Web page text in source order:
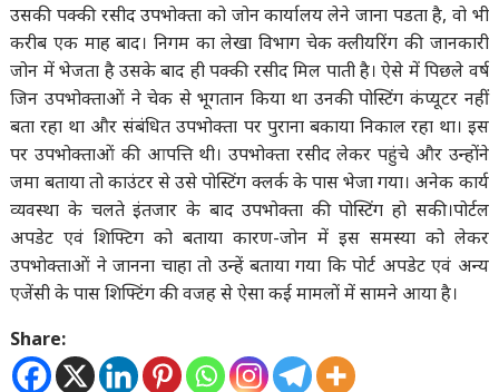
उसकी पक्की रसीद उपभोक्ता को जोन कार्यालय लेने जाना पडता है, वो भी
करीब एक माह बाद। निगम का लेखा विभाग चेक क्लीयरिंग की जानकारी
जोन में भेजता है उसके बाद ही पक्की रसीद मिल पाती है। ऐसे में पिछले वर्ष
जिन उपभोक्ताओं ने चेक से भूगतान किया था उनकी पोस्टिंग कंप्यूटर नहीं
बता रहा था और संबंधित उपभोक्ता पर पुराना बकाया निकाल रहा था। इस
पर उपभोक्ताओं की आपत्ति थी। उपभोक्ता रसीद लेकर पहुंचे और उन्होंने
जमा बताया तो काउंटर से उसे पोस्टिंग क्लर्क के पास भेजा गया। अनेक कार्य
व्यवस्था के चलते इंतजार के बाद उपभोक्ता की पोस्टिंग हो सकी।पोर्टल
अपडेट एवं शिफ्टिग को बताया कारण-जोन में इस समस्या को लेकर
उपभोक्ताओं ने जानना चाहा तो उन्हें बताया गया कि पोर्ट अपडेट एवं अन्य
एजेंसी के पास शिफ्टिंग की वजह से ऐसा कई मामलों में सामने आया है।
Share: